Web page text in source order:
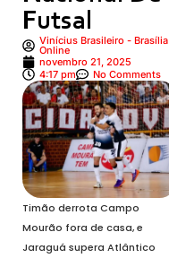
Futsal
Vinícius Brasileiro - Brasília
Online
novembro 21, 2025
4:17 pm
No Comments
Timão derrota Campo
Mourão fora de casa, e
Jaraguá supera Atlântico